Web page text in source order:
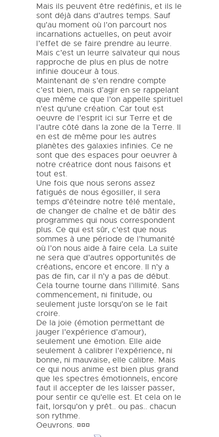
Mais ils peuvent être redéfinis, et ils le
sont déjà dans d’autres temps. Sauf
qu’au moment où l’on parcourt nos
incarnations actuelles, on peut avoir
l’effet de se faire prendre au leurre.
Mais c’est un leurre salvateur qui nous
rapproche de plus en plus de notre
infinie douceur à tous.
Maintenant de s’en rendre compte
c’est bien, mais d’agir en se rappelant
que même ce que l’on appelle spirituel
n’est qu’une création. Car tout est
oeuvre de l’esprit ici sur Terre et de
l’autre côté dans la zone de la Terre. Il
en est de même pour les autres
planètes des galaxies infinies. Ce ne
sont que des espaces pour oeuvrer à
notre créatrice dont nous faisons et
tout est.
Une fois que nous serons assez
fatigués de nous égosiller, il sera
temps d’éteindre notre télé mentale,
de changer de chaîne et de bâtir des
programmes qui nous correspondent
plus. Ce qui est sûr, c’est que nous
sommes à une période de l’humanité
où l’on nous aide à faire cela. La suite
ne sera que d’autres opportunités de
créations, encore et encore. Il n’y a
pas de fin, car il n’y a pas de début.
Cela tourne tourne dans l’illimité. Sans
commencement, ni finitude, ou
seulement juste lorsqu’on se le fait
croire.
De la joie (émotion permettant de
jauger l’expérience d’amour),
seulement une émotion. Elle aide
seulement à calibrer l’expérience, ni
bonne, ni mauvaise, elle calibre. Mais
ce qui nous anime est bien plus grand
que les spectres émotionnels, encore
faut il accepter de les laisser passer,
pour sentir ce qu’elle est. Et cela on le
fait, lorsqu’on y prêt.. ou pas.. chacun
son rythme.
Oeuvrons. ¤¤¤